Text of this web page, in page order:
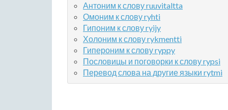
Антоним к слову ruuvitaltta
Омоним к слову ryhti
Гипоним к слову ryijy
Холоним к слову rykmentti
Гипероним к слову ryppy
Пословицы и поговорки к слову rypsi
Перевод слова на другие языки rytmi